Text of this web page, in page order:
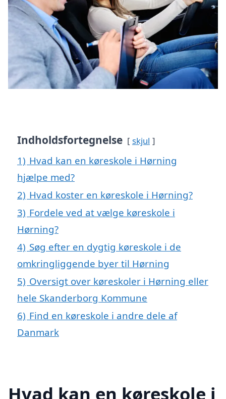
Indholdsfortegnelse skjul
1) Hvad kan en køreskole i Hørning
hjælpe med?
2) Hvad koster en køreskole i Hørning?
3) Fordele ved at vælge køreskole i
Hørning?
4) Søg efter en dygtig køreskole i de
omkringliggende byer til Hørning
5) Oversigt over køreskoler i Hørning eller
hele Skanderborg Kommune
6) Find en køreskole i andre dele af
Danmark
Hvad kan en køreskole i